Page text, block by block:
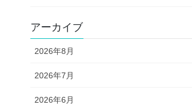
アーカイブ
2026年8月
2026年7月
2026年6月